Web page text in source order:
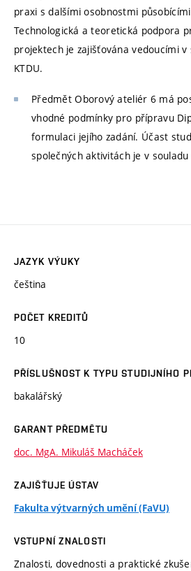
praxi s dalšími osobnostmi
Technologická a teoretická podpora
projektech je zajišťována vedoucími
KTDU.
Předmět Oborový ateliér 6 má
vhodné podmínky pro přípravu
formulaci jejího zadání. Účast
společných aktivitách je v
JAZYK VÝUKY
čeština
POČET KREDITŮ
10
PŘÍSLUŠNOST K TYPU STUDIJNÍHO
bakalářský
GARANT PŘEDMĚTU
doc. MgA. Mikuláš Macháček
ZAJIŠŤUJE ÚSTAV
Fakulta výtvarných umění (FaVU)
VSTUPNÍ ZNALOSTI
Znalosti, dovednosti a praktické